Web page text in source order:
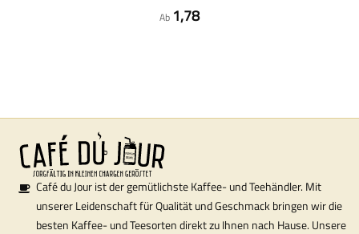
Ab 1,78
Café du Jour ist der gemütlichste Kaffee- und Teehändler. Mit
unserer Leidenschaft für Qualität und Geschmack bringen wir die
besten Kaffee- und Teesorten direkt zu Ihnen nach Hause. Unsere